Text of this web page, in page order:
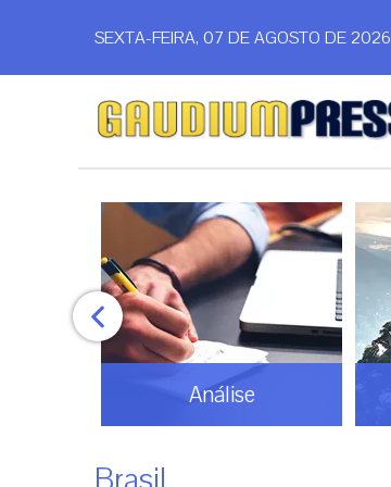
SEXTA-FEIRA, 07 DE AGOSTO DE 2026
Análise